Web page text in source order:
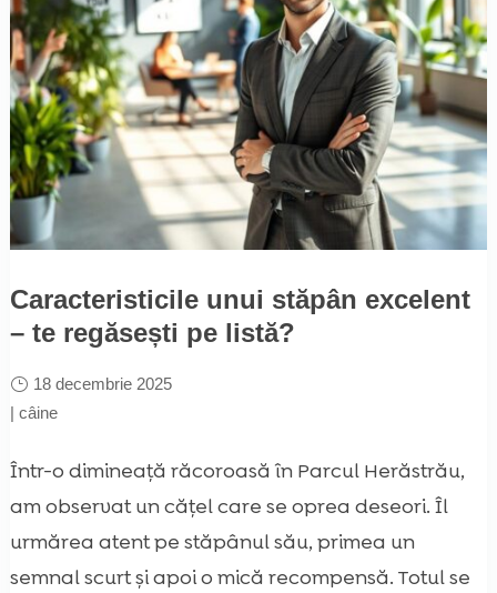
Caracteristicile unui stăpân excelent
– te regăsești pe listă?
18 decembrie 2025
| câine
Într-o dimineață răcoroasă în Parcul Herăstrău,
am observat un cățel care se oprea deseori. Îl
urmărea atent pe stăpânul său, primea un
semnal scurt și apoi o mică recompensă. Totul se